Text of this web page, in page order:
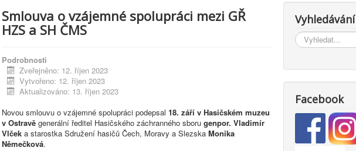
Smlouva o vzájemné spolupráci mezi GŘ
HZS a SH ČMS
Podrobnosti
Zveřejněno: 12. říjen 2023
Vytvořeno: 12. říjen 2023
Aktualizováno: 13. říjen 2023
Novou smlouvu o vzájemné spolupráci podepsal 18. září v Hasičském muzeu
v Ostravě generální ředitel Hasičského záchranného sboru genpor. Vladimír
Vlček a starostka Sdružení hasičů Čech, Moravy a Slezska Monika
Němečková.
Vyhledávání
Vyhledávání...
Facebook